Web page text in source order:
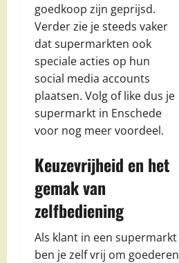
goedkoop zijn geprijsd.
Verder zie je steeds vaker
dat supermarkten ook
speciale acties op hun
social media accounts
plaatsen. Volg of like dus je
supermarkt in Enschede
voor nog meer voordeel.
Keuzevrijheid en het
gemak van
zelfbediening
Als klant in een supermarkt
ben je zelf vrij om goederen